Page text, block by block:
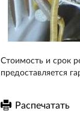
Стоимость и срок
предоставляется
Распечатать